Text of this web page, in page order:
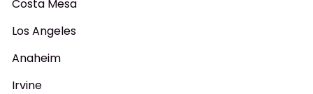
Costa Mesa
Los Angeles
Anaheim
Irvine